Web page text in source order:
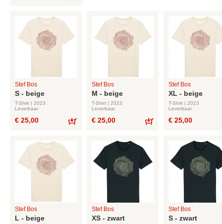
Stef Bos
S - beige
T-Shirt | 2023
Leverbaar
€ 25,00
Stef Bos
M - beige
T-Shirt | 2023
Leverbaar
€ 25,00
Stef Bos
XL - beige
T-Shirt | 2023
Leverbaar
€ 25,00
Stef Bos
L - beige
Stef Bos
XS - zwart
Stef Bos
S - zwart